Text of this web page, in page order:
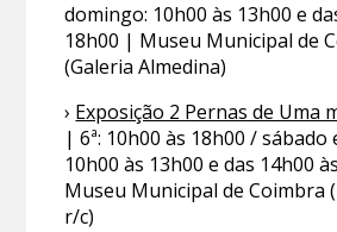
domingo: 10h00 às 13h00 e
18h00 | Museu Municipal de
(Galeria Almedina)
› Exposição 2 Pernas de Uma
| 6ª: 10h00 às 18h00 / sábado
10h00 às 13h00 e das 14h00
Museu Municipal de Coimbra
r/c)